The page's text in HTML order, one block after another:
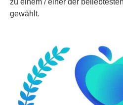
zu einem / einer der
gewählt.